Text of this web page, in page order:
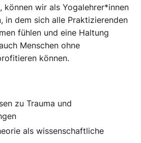
können wir als Yogalehrer*innen
in dem sich alle Praktizierenden
fühlen und eine Haltung
Menschen ohne
können.
zu Trauma und
als wissenschaftliche